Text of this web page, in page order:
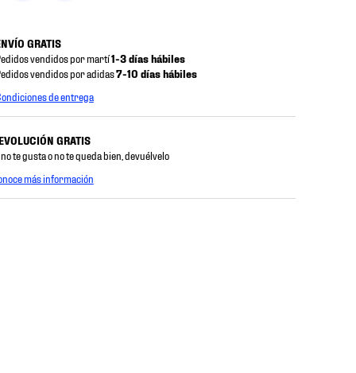
GRATIS
vendidos por martí1-3 días hábiles
vendidos por adidas7-10 días hábiles
de entrega
GRATIS
te gusta o no te queda bien, devuélvelo
más información